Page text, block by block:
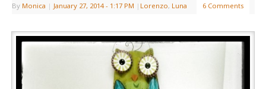
By Monica | January 27, 2014 - 1:17 PM | Lorenzo, Luna 6 Comments